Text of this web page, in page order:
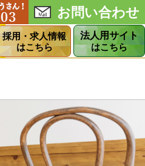
お問い合わせ
採用・求人情報
はこちら
法人用サイト
はこちら
ショップ